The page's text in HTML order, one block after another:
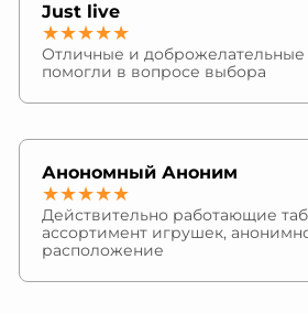
Just live
★★★★★
Отличные и
помогли в вопросе выбора
Анономный Аноним
★★★★★
Действительно работающие
ассортимент игрушек,
расположение